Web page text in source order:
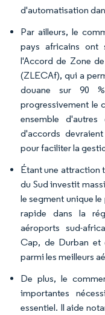
d'automatisation
Par ailleurs, le
pays africains ont
l'Accord de Zone
(ZLECAf), qui a
douane sur 90
progressivement le
ensemble
d'accords
pour faciliter la
Étant une attraction
du Sud investit
le segment unique
rapide dans la
aéroports sud-
Cap, de Durban et
parmi les meilleurs
De plus, le
importantes
essentiel. Il aide